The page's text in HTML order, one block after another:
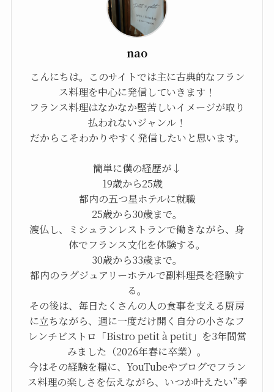
nao
こんにちは。このサイトでは主に古典的なフラン
ス料理を中心に発信していきます！
フランス料理はなかなか堅苦しいイメージが取り
払われないジャンル！
だからこそわかりやすく発信したいと思います。
簡単に僕の経歴が↓
19歳から25歳
都内の五つ星ホテルに就職
25歳から30歳まで。
渡仏し、ミシュランレストランで働きながら、身
体でフランス文化を体験する。
30歳から33歳まで。
都内のラグジュアリーホテルで副料理長を経験す
る。
その後は、毎日たくさんの人の食事を支える厨房
に立ちながら、週に一度だけ開く自分の小さなフ
レンチビストロ「Bistro petit à petit」を3年間営
みました（2026年春に卒業）。
今はその経験を糧に、YouTubeやブログでフラン
ス料理の楽しさを伝えながら、いつか叶えたい”季